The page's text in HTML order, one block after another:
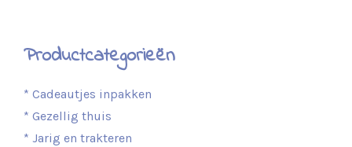
Productcategorieën
* Cadeautjes inpakken
* Gezellig thuis
* Jarig en trakteren